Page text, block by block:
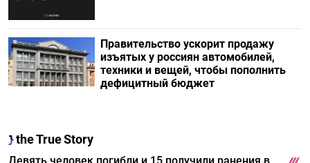
Правительство ускорит продажу
изъятых у россиян автомобилей,
техники и вещей, чтобы пополнить
дефицитный бюджет